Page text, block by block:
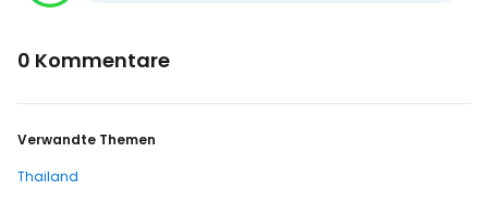
0 Kommentare
Verwandte Themen
Thailand